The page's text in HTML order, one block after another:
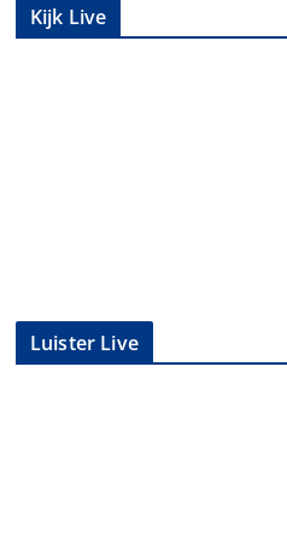
Kijk Live
Luister Live